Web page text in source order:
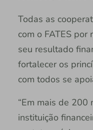
Todas as
com o FATES
seu resultado
fortalecer os
com todos se
“Em mais de 200
instituição